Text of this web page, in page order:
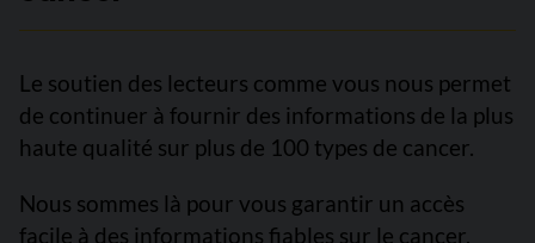
Le soutien des lecteurs comme vous nous permet
de continuer à fournir des informations de la plus
haute qualité sur plus de 100 types de cancer.
Nous sommes là pour vous garantir un accès
facile à des informations fiables sur le cancer,